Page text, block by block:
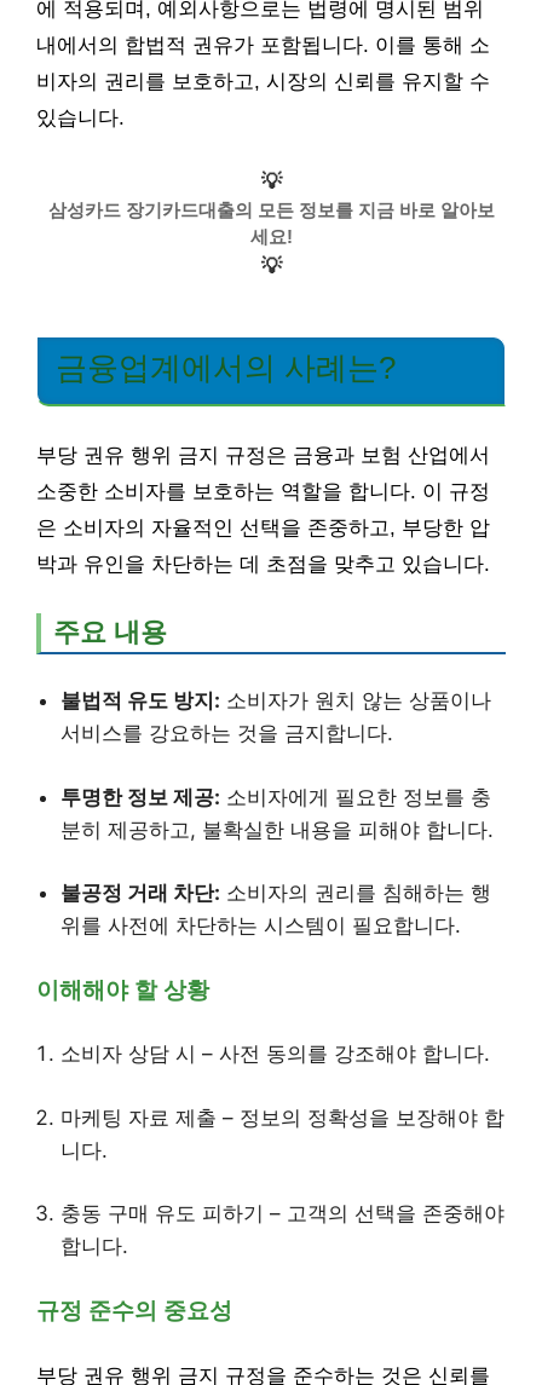
에 적용되며, 예외사항으로는 법령에 명시된 범위
내에서의 합법적 권유가 포함됩니다. 이를 통해 소
비자의 권리를 보호하고, 시장의 신뢰를 유지할 수
있습니다.
💡
삼성카드 장기카드대출의 모든 정보를 지금 바로 알아보
세요!
💡
금융업계에서의 사례는?
부당 권유 행위 금지 규정은 금융과 보험 산업에서
소중한 소비자를 보호하는 역할을 합니다. 이 규정
은 소비자의 자율적인 선택을 존중하고, 부당한 압
박과 유인을 차단하는 데 초점을 맞추고 있습니다.
주요 내용
불법적 유도 방지: 소비자가 원치 않는 상품이나
서비스를 강요하는 것을 금지합니다.
투명한 정보 제공: 소비자에게 필요한 정보를 충
분히 제공하고, 불확실한 내용을 피해야 합니다.
불공정 거래 차단: 소비자의 권리를 침해하는 행
위를 사전에 차단하는 시스템이 필요합니다.
이해해야 할 상황
소비자 상담 시 – 사전 동의를 강조해야 합니다.
마케팅 자료 제출 – 정보의 정확성을 보장해야 합
니다.
충동 구매 유도 피하기 – 고객의 선택을 존중해야
합니다.
규정 준수의 중요성
부당 권유 행위 금지 규정을 준수하는 것은 신뢰를